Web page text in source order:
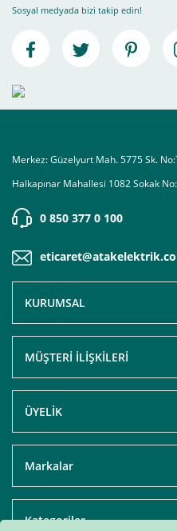
Sosyal medyada bizi takip edin!
Merkez: Güzelyurt Mah. 5775 Sk.
Halkapınar Mahallesi 1082 Sokak
0 850 377 0 100
KURUMSAL
MÜŞTERİ İLİŞKİLERİ
ÜYELİK
Markalar
Kategoriler